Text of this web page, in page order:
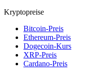
Kryptopreise
Bitcoin-Preis
Ethereum-Preis
Dogecoin-Kurs
XRP-Preis
Cardano-Preis